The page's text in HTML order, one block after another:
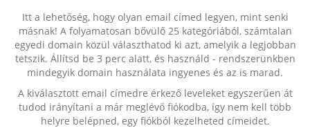
Itt a lehetőség, hogy olyan email címed legyen, mint senki
másnak! A folyamatosan bővülő 25 kategóriából, számtalan
egyedi domain közül választhatod ki azt, amelyik a legjobban
tetszik. Állítsd be 3 perc alatt, és használd - rendszerünkben
mindegyik domain használata ingyenes és az is marad.
A kiválasztott email címedre érkező leveleket egyszerűen át
tudod irányítani a már meglévő fiókodba, így nem kell több
helyre belépned, egy fiókból kezelheted címeidet.